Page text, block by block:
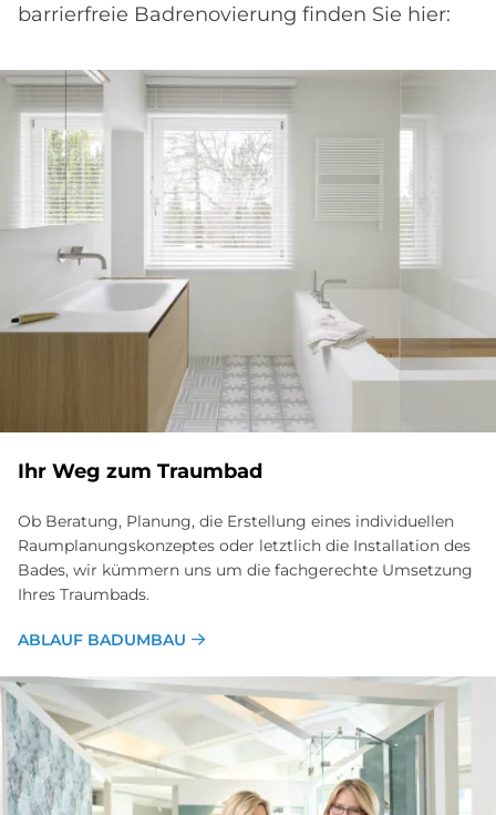
barrierfreie Badrenovierung finden Sie hier:
Ihr Weg zum Traumbad
Ob Beratung, Planung, die Erstellung eines individuellen
Raumplanungskonzeptes oder letztlich die Installation des
Bades, wir kümmern uns um die fachgerechte Umsetzung
Ihres Traumbads.
ABLAUF BADUMBAU